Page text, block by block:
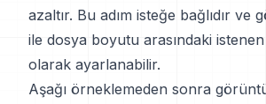
azaltır. Bu adım isteğe bağlıdır ve
ile dosya boyutu arasındaki
olarak ayarlanabilir.
Aşağı örneklemeden sonra